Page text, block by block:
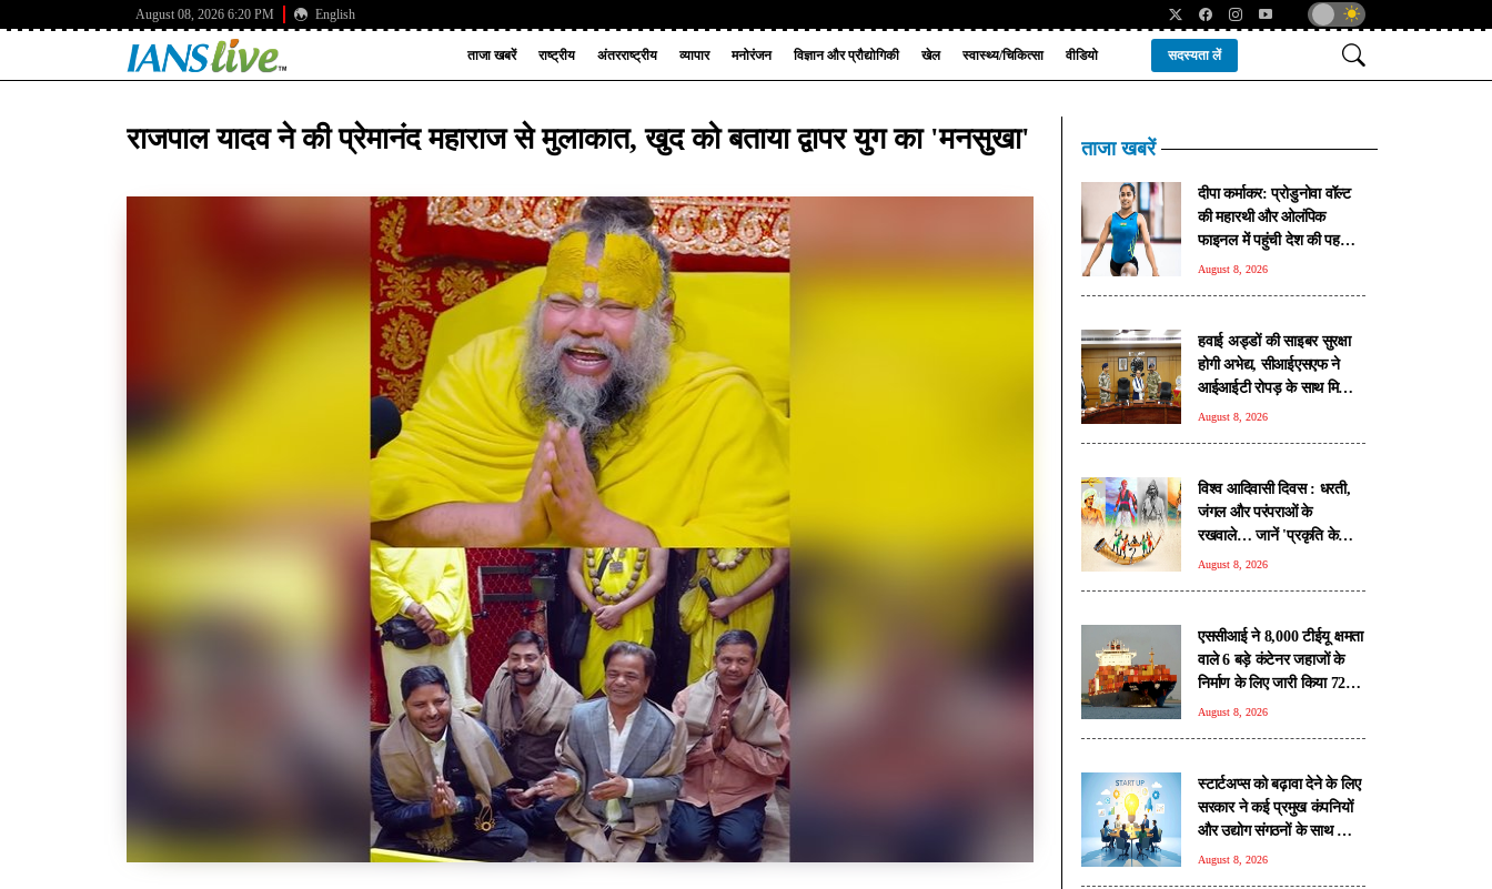
August 08, 2026 6:20 PM English
ताजा खबरें राष्ट्रीय अंतरराष्ट्रीय व्यापार मनोरंजन विज्ञान और प्रौद्योगिकी खेल स्वास्थ्य/चिकित्सा वीडियो सदस्यता लें
राजपाल यादव ने की प्रेमानंद महाराज से मुलाकात, खुद को बताया द्वापर युग का 'मनसुखा' ताजा खबरें
दीपा कर्माकर: प्रोडुनोवा वॉल्ट
की महारथी और ओलंपिक
फाइनल में पहुंची देश की पहली
जिम्नास्ट
August 8, 2026
हवाई अड्डों की साइबर सुरक्षा
होगी अभेद्य, सीआईएसएफ ने
आईआईटी रोपड़ के साथ मिलाया
हाथ
August 8, 2026
विश्व आदिवासी दिवस : धरती,
जंगल और परंपराओं के
रखवाले… जानें 'प्रकृति के
प्रहरियों' की कहानी
August 8, 2026
एससीआई ने 8,000 टीईयू क्षमता
वाले 6 बड़े कंटेनर जहाजों के
निर्माण के लिए जारी किया 720
मिलियन डॉलर का वैश्विक टेंडर
August 8, 2026
स्टार्टअप्स को बढ़ावा देने के लिए
सरकार ने कई प्रमुख कंपनियों
और उद्योग संगठनों के साथ किए
रणनीतिक समझौते
August 8, 2026